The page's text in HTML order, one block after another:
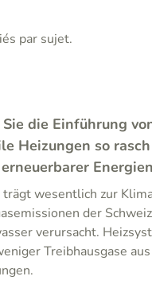
par sujet.
die Einführung
Heizungen so
trägt wesentlich zur
der
verursacht.
Treibhausgase